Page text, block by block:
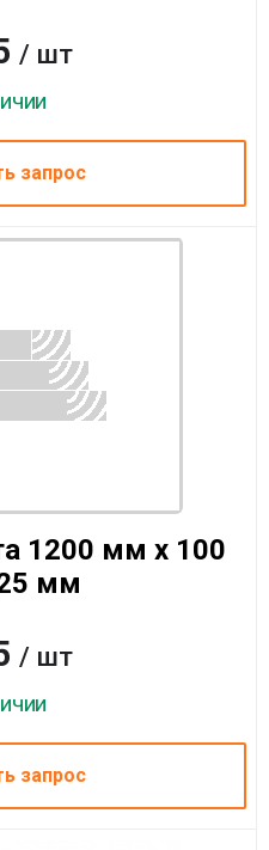
/ шт
запрос
1200 мм x 100
мм
/ шт
запрос